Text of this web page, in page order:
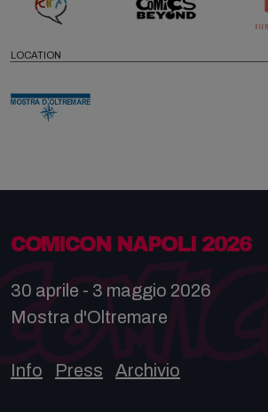
LOCATION
COMICON NAPOLI 2026
30 aprile - 3 maggio 2026
Mostra d'Oltremare
Info Press Archivio